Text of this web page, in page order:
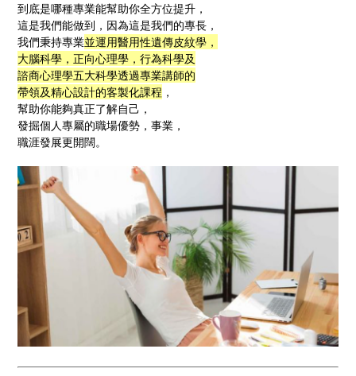
到底是哪種專業能幫助你全方位提升，
這是我們能做到，因為這是我們的專長，
我們秉持專業並運用醫用性遺傳皮紋學，
大腦科學，正向心理學，行為科學及
諮商心理學五大科學透過專業講師的
帶領及精心設計的客製化課程 ，
幫助你能夠真正了解自己，
發掘個人專屬的職場優勢，事業，
職涯發展更開闊。